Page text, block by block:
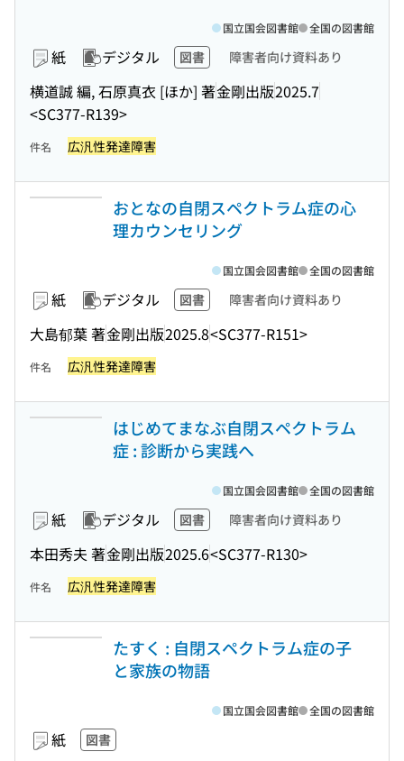
紙 デジタル 図書 障害者向け資料あり
横道誠 編, 石原真衣 [ほか] 著金剛出版2025.7
<SC377-R139>
国立国会図書館 全国の図書館
件名 広汎性発達障害
おとなの自閉スペクトラム症の心
理カウンセリング
紙 デジタル 図書 障害者向け資料あり
大島郁葉 著金剛出版2025.8<SC377-R151>
国立国会図書館 全国の図書館
件名 広汎性発達障害
はじめてまなぶ自閉スペクトラム
症 : 診断から実践へ
紙 デジタル 図書 障害者向け資料あり
本田秀夫 著金剛出版2025.6<SC377-R130>
国立国会図書館 全国の図書館
件名 広汎性発達障害
たすく : 自閉スペクトラム症の子
と家族の物語
紙 図書
国立国会図書館 全国の図書館